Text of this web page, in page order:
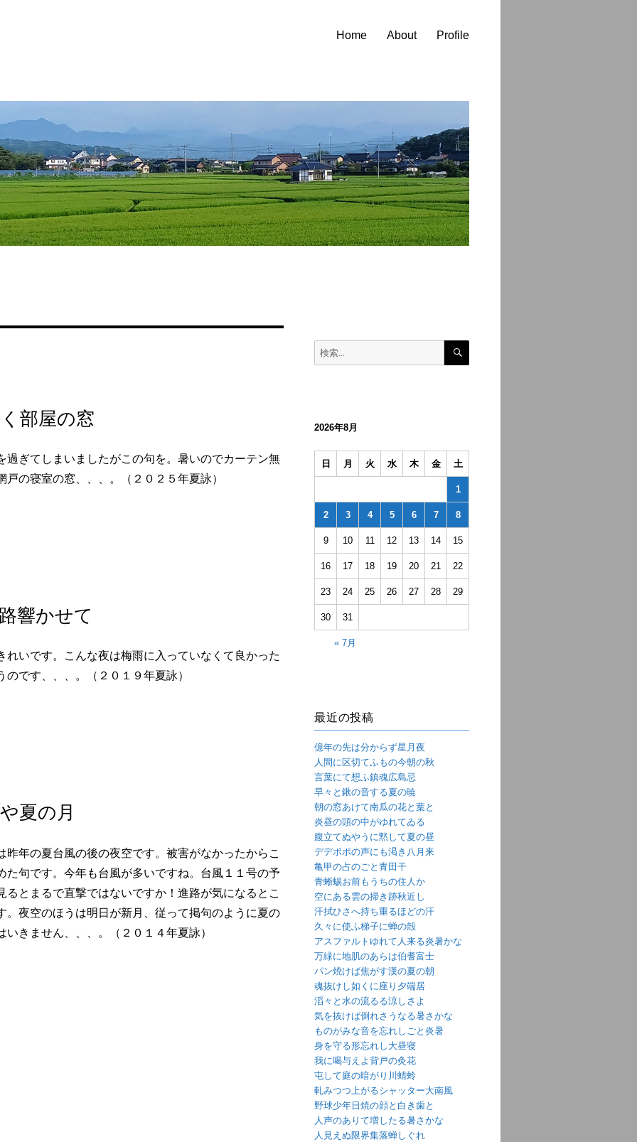
Home About Profile
部屋の窓
過ぎてしまいましたがこの句を。暑いのでカーテン無
戸の寝室の窓、、、。（２０２５年夏詠）
響かせて
れいです。こんな夜は梅雨に入っていなくて良かった
のです、、、。（２０１９年夏詠）
夏の月
昨年の夏台風の後の夜空です。被害がなかったからこ
た句です。今年も台風が多いですね。台風１１号の予
るとまるで直撃ではないですか！進路が気になるとこ
。夜空のほうは明日が新月、従って掲句のように夏の
いきません、、、。（２０１４年夏詠）
検
検
2026年8月
日 月 火 水 木 金 土
1
2 3 4 5 6 7 8
9 10 11 12 13 14 15
16 17 18 19 20 21 22
23 24 25 26 27 28 29
30 31
« 7月
最近の投稿
億年の先は分からず星月夜
人間に区切てふもの今朝の秋
言葉にて想ふ鎮魂広島忌
早々と鍬の音する夏の暁
朝の窓あけて南瓜の花と葉と
炎昼の頭の中がゆれてゐる
腹立てぬやうに黙して夏の昼
デデポポの声にも渇き八月来
亀甲の占のごと青田干
青蜥蜴お前もうちの住人か
空にある雲の掃き跡秋近し
汗拭ひさへ持ち重るほどの汗
久々に使ふ梯子に蝉の殻
アスファルトゆれて人来る炎暑かな
万緑に地肌のあらは伯耆富士
パン焼けば焦がす漢の夏の朝
魂抜けし如くに座り夕端居
滔々と水の流るる涼しさよ
気を抜けば倒れさうなる暑さかな
ものがみな音を忘れしごと炎暑
身を守る形忘れし大昼寝
我に喝与えよ背戸の灸花
屯して庭の暗がり川蜻蛉
軋みつつ上がるシャッター大南風
野球少年日焼の顔と白き歯と
人声のありて増したる暑さかな
人見えぬ限界集落蝉しぐれ